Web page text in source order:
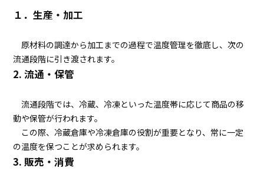
１．生産・加工
原材料の調達から加工までの過程で温度管理を徹底し、次の
流通段階に引き渡されます。
2. 流通・保管
流通段階では、冷蔵、冷凍といった温度帯に応じて商品の移
動や保管が行われます。
この際、冷蔵倉庫や冷凍倉庫の役割が重要となり、常に一定
の温度を保つことが求められます。
3. 販売・消費